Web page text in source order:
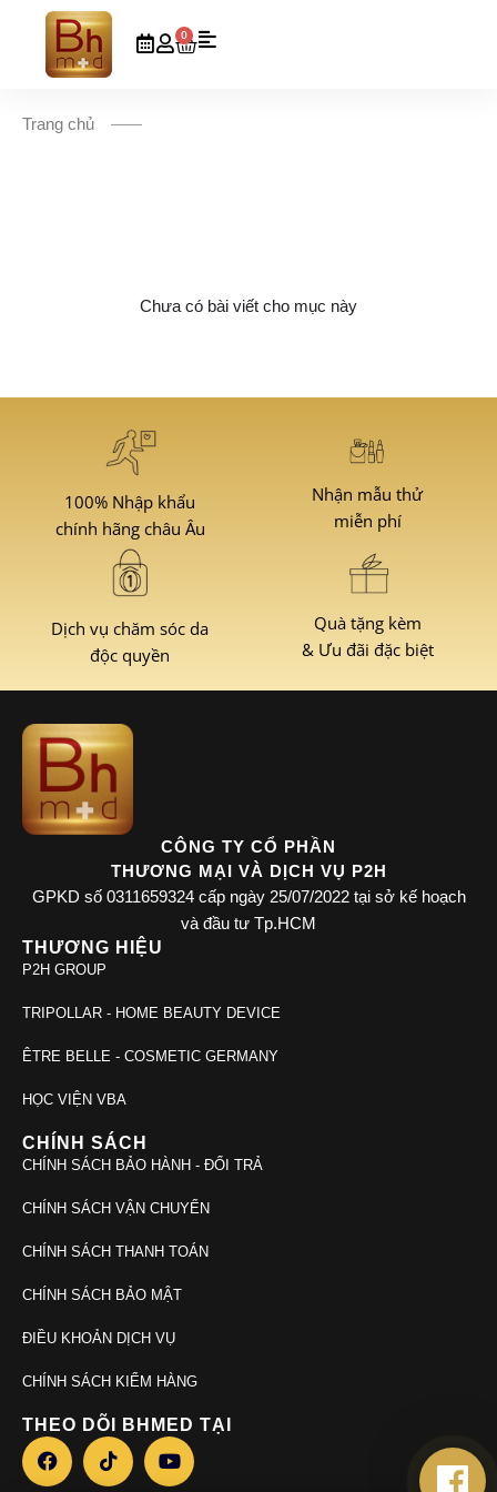
0
Trang chủ
Chưa có bài viết cho mục này
100% Nhập khẩu
chính hãng châu Âu
Nhận mẫu thử
miễn phí
Dịch vụ chăm sóc da
độc quyền
Quà tặng kèm
& Ưu đãi đặc biệt
CÔNG TY CỔ PHẦN
THƯƠNG MẠI VÀ DỊCH VỤ P2H
GPKD số 0311659324 cấp ngày 25/07/2022 tại sở kế hoạch
và đầu tư Tp.HCM
THƯƠNG HIỆU
P2H GROUP
TRIPOLLAR - HOME BEAUTY DEVICE
ÊTRE BELLE - COSMETIC GERMANY
HỌC VIỆN VBA
CHÍNH SÁCH
CHÍNH SÁCH BẢO HÀNH - ĐỔI TRẢ
CHÍNH SÁCH VẬN CHUYỂN
CHÍNH SÁCH THANH TOÁN
CHÍNH SÁCH BẢO MẬT
ĐIỀU KHOẢN DỊCH VỤ
CHÍNH SÁCH KIỂM HÀNG
THEO DÕI BHMED TẠI